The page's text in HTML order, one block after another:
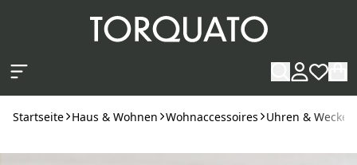
Startseite Haus & Wohnen Wohnaccessoires Uhren & Wecker